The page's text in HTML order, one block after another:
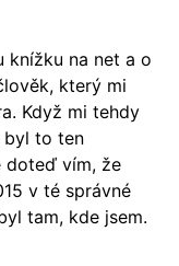
knížku na net a o
který mi
Když mi tehdy
byl to ten
doteď vím, že
v té správné
tam, kde jsem.